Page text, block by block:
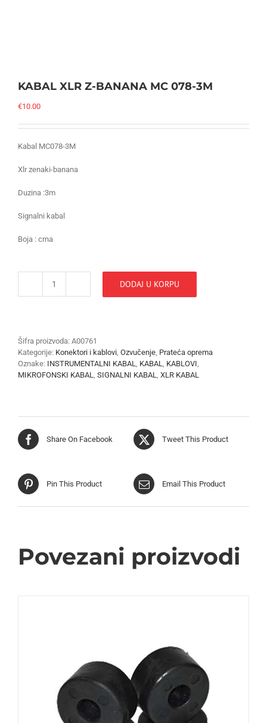
KABAL XLR Z-BANANA MC 078-3M
€10.00
Kabal MC078-3M
Xlr zenaki-banana
Duzina :3m
Signalni kabal
Boja : crna
KABAL
078-
3M
količina
DODAJ U KORPU
Šifra proizvoda: A00761
Kategorije: Konektori i kablovi, Ozvučenje, Prateća oprema
Oznake: INSTRUMENTALNI KABAL, KABAL, KABLOVI,
MIKROFONSKI KABAL, SIGNALNI KABAL, XLR KABAL
Share On Facebook Tweet This Product
Pin This Product Email This Product
Povezani proizvodi